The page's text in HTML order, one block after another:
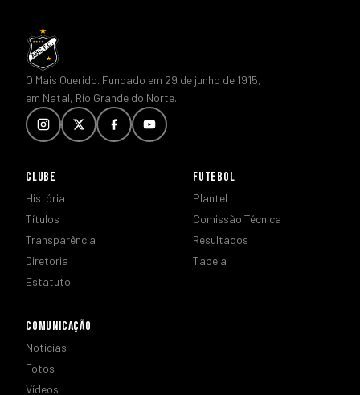
O Mais Querido. Fundado em 29 de junho de 1915,
em Natal, Rio Grande do Norte.
CLUBE
História
Títulos
Transparência
Diretoria
Estatuto
FUTEBOL
Plantel
Comissão Técnica
Resultados
Tabela
COMUNICAÇÃO
Notícias
Fotos
Vídeos